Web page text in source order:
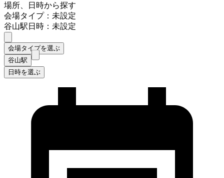
場所、日時から探す
会場タイプ：未設定
谷山駅日時：未設定
会場タイプを選ぶ
谷山駅
日時を選ぶ